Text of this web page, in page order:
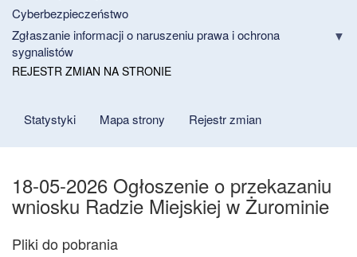
Cyberbezpieczeństwo
Zgłaszanie informacji o naruszeniu prawa i ochrona
sygnalistów
REJESTR ZMIAN NA STRONIE
Statystyki Mapa strony Rejestr zmian
18-05-2026 Ogłoszenie o przekazaniu
wniosku Radzie Miejskiej w Żurominie